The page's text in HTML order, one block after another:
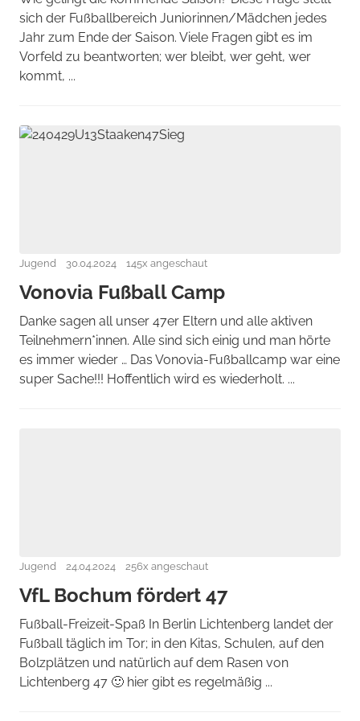
sich der Fußballbereich Juniorinnen/Mädchen jedes
Jahr zum Ende der Saison. Viele Fragen gibt es im
Vorfeld zu beantworten; wer bleibt, wer geht, wer
kommt, ...
Jugend 30.04.2024 145x angeschaut
Vonovia Fußball Camp
Danke sagen all unser 47er Eltern und alle aktiven
Teilnehmern*innen. Alle sind sich einig und man hörte
es immer wieder … Das Vonovia-Fußballcamp war eine
super Sache!!! Hoffentlich wird es wiederholt. ...
Jugend 24.04.2024 256x angeschaut
VfL Bochum fördert 47
Fußball-Freizeit-Spaß In Berlin Lichtenberg landet der
Fußball täglich im Tor; in den Kitas, Schulen, auf den
Bolzplätzen und natürlich auf dem Rasen von
Lichtenberg 47 🙂 hier gibt es regelmäßig ...